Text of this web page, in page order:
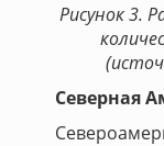
Рисунок 3.
Северная